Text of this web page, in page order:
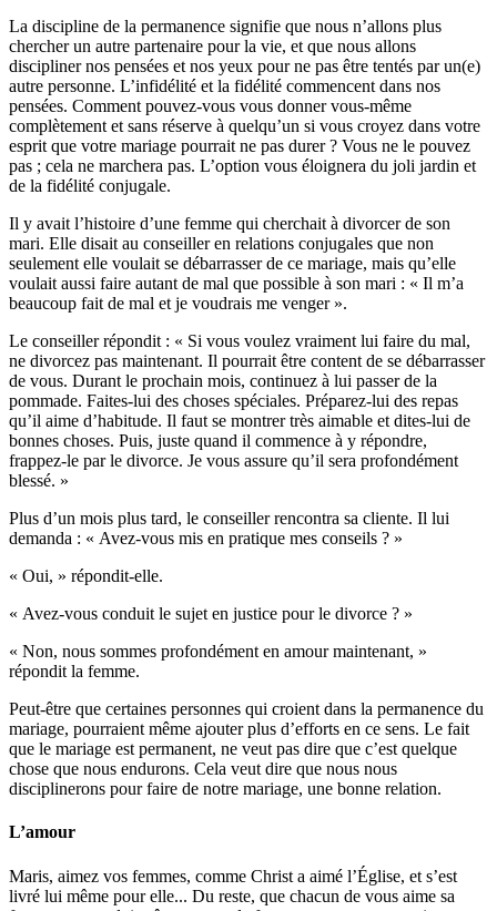
La discipline de la permanence signifie que nous n’allons plus
chercher un autre partenaire pour la vie, et que nous allons
discipliner nos pensées et nos yeux pour ne pas être tentés par un(e)
autre personne. L’infidélité et la fidélité commencent dans nos
pensées. Comment pouvez-vous vous donner vous-même
complètement et sans réserve à quelqu’un si vous croyez dans votre
esprit que votre mariage pourrait ne pas durer ? Vous ne le pouvez
pas ; cela ne marchera pas. L’option vous éloignera du joli jardin et
de la fidélité conjugale.
Il y avait l’histoire d’une femme qui cherchait à divorcer de son
mari. Elle disait au conseiller en relations conjugales que non
seulement elle voulait se débarrasser de ce mariage, mais qu’elle
voulait aussi faire autant de mal que possible à son mari : « Il m’a
beaucoup fait de mal et je voudrais me venger ».
Le conseiller répondit : « Si vous voulez vraiment lui faire du mal,
ne divorcez pas maintenant. Il pourrait être content de se débarrasser
de vous. Durant le prochain mois, continuez à lui passer de la
pommade. Faites-lui des choses spéciales. Préparez-lui des repas
qu’il aime d’habitude. Il faut se montrer très aimable et dites-lui de
bonnes choses. Puis, juste quand il commence à y répondre,
frappez-le par le divorce. Je vous assure qu’il sera profondément
blessé. »
Plus d’un mois plus tard, le conseiller rencontra sa cliente. Il lui
demanda : « Avez-vous mis en pratique mes conseils ? »
« Oui, » répondit-elle.
« Avez-vous conduit le sujet en justice pour le divorce ? »
« Non, nous sommes profondément en amour maintenant, »
répondit la femme.
Peut-être que certaines personnes qui croient dans la permanence du
mariage, pourraient même ajouter plus d’efforts en ce sens. Le fait
que le mariage est permanent, ne veut pas dire que c’est quelque
chose que nous endurons. Cela veut dire que nous nous
disciplinerons pour faire de notre mariage, une bonne relation.
L’amour
Maris, aimez vos femmes, comme Christ a aimé l’Église, et s’est
livré lui même pour elle... Du reste, que chacun de vous aime sa